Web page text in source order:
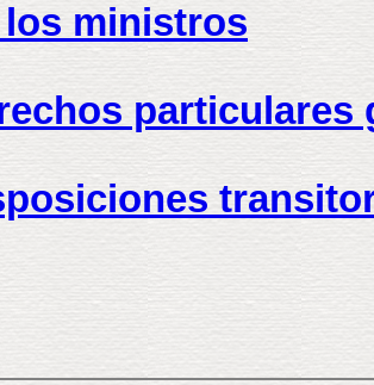
los ministros
particulares